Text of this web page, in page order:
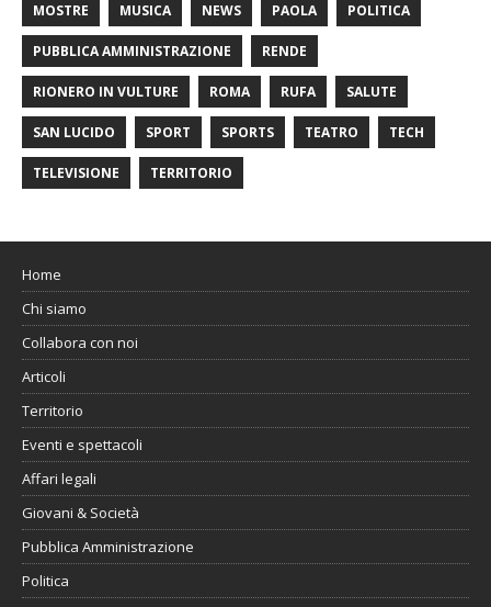
MOSTRE MUSICA NEWS PAOLA POLITICA
PUBBLICA AMMINISTRAZIONE RENDE
RIONERO IN VULTURE ROMA RUFA SALUTE
SAN LUCIDO SPORT SPORTS TEATRO TECH
TELEVISIONE TERRITORIO
Home
Chi siamo
Collabora con noi
Articoli
Territorio
Eventi e spettacoli
Affari legali
Giovani & Società
Pubblica Amministrazione
Politica